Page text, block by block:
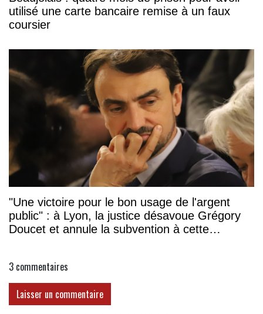
utilisé une carte bancaire remise à un faux
coursier
"Une victoire pour le bon usage de l'argent
public" : à Lyon, la justice désavoue Grégory
Doucet et annule la subvention à cette
3 commentaires
Laisser un commentaire